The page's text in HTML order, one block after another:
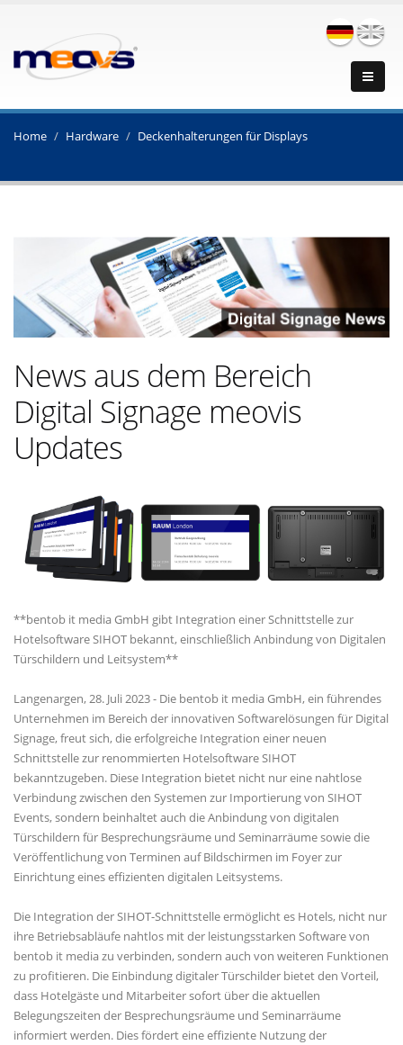
Home Hardware Deckenhalterungen für Displays
News aus dem Bereich
Digital Signage meovis
Updates
**bentob it media GmbH gibt Integration einer Schnittstelle zur
Hotelsoftware SIHOT bekannt, einschließlich Anbindung von Digitalen
Türschildern und Leitsystem**
Langenargen, 28. Juli 2023 - Die bentob it media GmbH, ein führendes
Unternehmen im Bereich der innovativen Softwarelösungen für Digital
Signage, freut sich, die erfolgreiche Integration einer neuen
Schnittstelle zur renommierten Hotelsoftware SIHOT
bekanntzugeben. Diese Integration bietet nicht nur eine nahtlose
Verbindung zwischen den Systemen zur Importierung von SIHOT
Events, sondern beinhaltet auch die Anbindung von digitalen
Türschildern für Besprechungsräume und Seminarräume sowie die
Veröffentlichung von Terminen auf Bildschirmen im Foyer zur
Einrichtung eines effizienten digitalen Leitsystems.
Die Integration der SIHOT-Schnittstelle ermöglicht es Hotels, nicht nur
ihre Betriebsabläufe nahtlos mit der leistungsstarken Software von
bentob it media zu verbinden, sondern auch von weiteren Funktionen
zu profitieren. Die Einbindung digitaler Türschilder bietet den Vorteil,
dass Hotelgäste und Mitarbeiter sofort über die aktuellen
Belegungszeiten der Besprechungsräume und Seminarräume
informiert werden. Dies fördert eine effiziente Nutzung der